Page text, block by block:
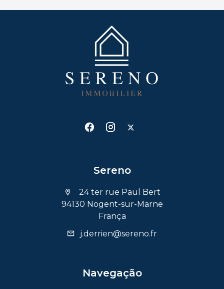
Sereno
24 ter rue Paul Bert
94130 Nogent-sur-Marne
França
j.derrien@sereno.fr
Navegação